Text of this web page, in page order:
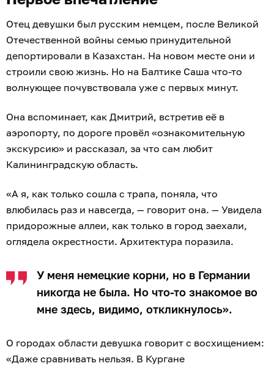
Отец девушки был русским немцем, после Великой
Отечественной войны семью принудительной
депортировали в Казахстан. На новом месте они и
строили свою жизнь. Но на Балтике Саша что-то
волнующее почувствовала уже с первых минут.
Она вспоминает, как Дмитрий, встретив её в
аэропорту, по дороге провёл «ознакомительную
экскурсию» и рассказал, за что сам любит
Калининградскую область.
«А я, как только сошла с трапа, поняла, что
влюбилась раз и навсегда, — говорит она. — Увидела
придорожные аллеи, как только в город заехали,
оглядела окрестности. Архитектура поразила.
У меня немецкие корни, но в Германии
никогда не была. Но что-то знакомое во
мне здесь, видимо, откликнулось».
О городах области девушка говорит с восхищением:
«Даже сравнивать нельзя. В Кургане